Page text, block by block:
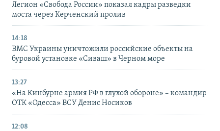
Легион «Свобода России» показал кадры разведки
моста через Керченский пролив
14:18
ВМС Украины уничтожили российские объекты на
буровой установке «Сиваш» в Черном море
13:27
«На Кинбурне армия РФ в глухой обороне» – командир
ОТК «Одесса» ВСУ Денис Носиков
12:08